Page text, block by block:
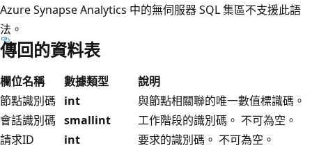
Azure Synapse Analytics 中的無伺服器 SQL 集區不支援此語
法。
傳回的資料表
欄位名稱 數據類型
說明
節點識別碼
int
與節點相關聯的唯一數值標識碼。
會話識別碼 smallint
工作階段的識別碼。 不可為空。
請求ID
int
要求的識別碼。 不可為空。